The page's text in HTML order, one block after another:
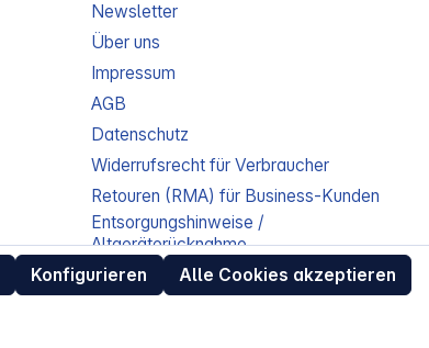
Newsletter
Über uns
Impressum
AGB
Datenschutz
Widerrufsrecht für Verbraucher
Retouren (RMA) für Business-Kunden
Entsorgungshinweise /
Altgeräterücknahme
Kundeninformation / Bestellablauf
Cookie-Einstellungen
Konfigurieren Alle Cookies akzeptieren